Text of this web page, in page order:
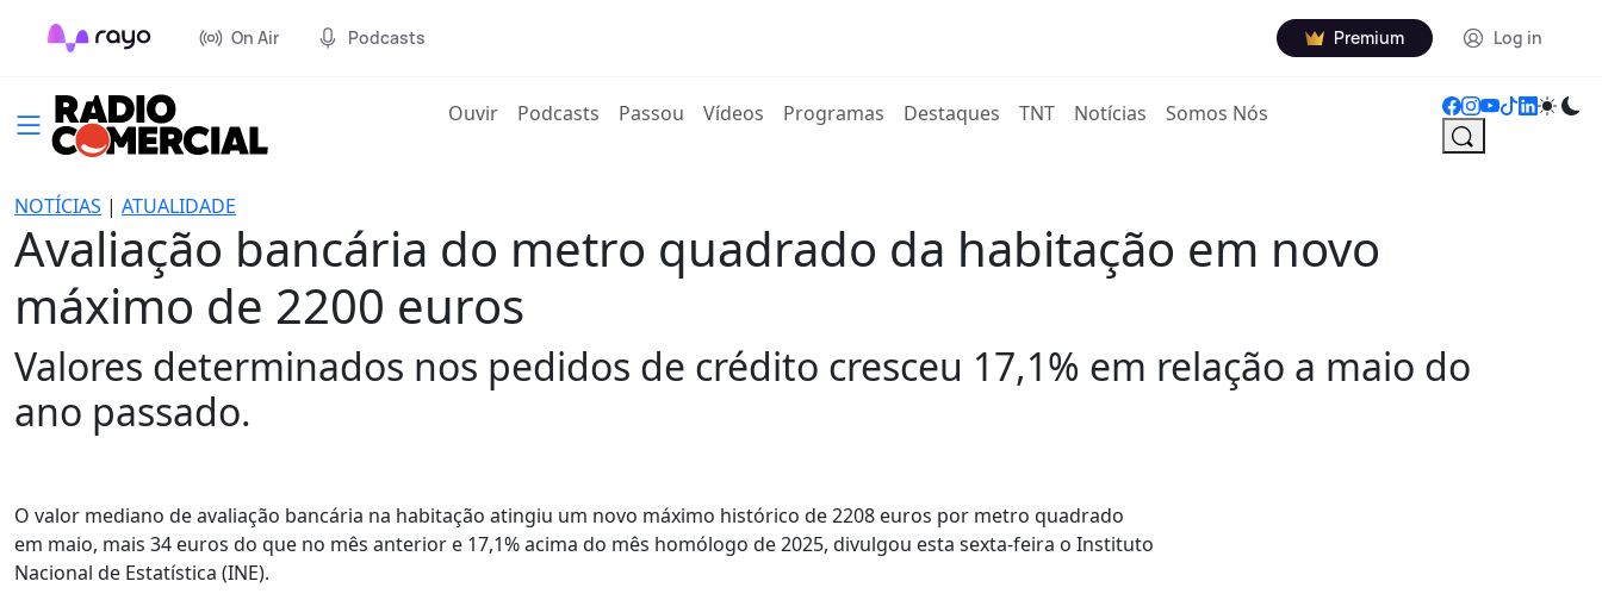
On Air Podcasts Premium Log in
Ouvir(current)
Podcasts Passou Vídeos Programas Destaques TNT Notícias Somos Nós
NOTÍCIAS | ATUALIDADE
Avaliação bancária do metro quadrado da habitação em novo
máximo de 2200 euros
Valores determinados nos pedidos de crédito cresceu 17,1% em relação a maio do
ano passado.
O valor mediano de avaliação bancária na habitação atingiu um novo máximo histórico de 2208 euros por metro quadrado
em maio, mais 34 euros do que no mês anterior e 17,1% acima do mês homólogo de 2025, divulgou esta sexta-feira o Instituto
Nacional de Estatística (INE).